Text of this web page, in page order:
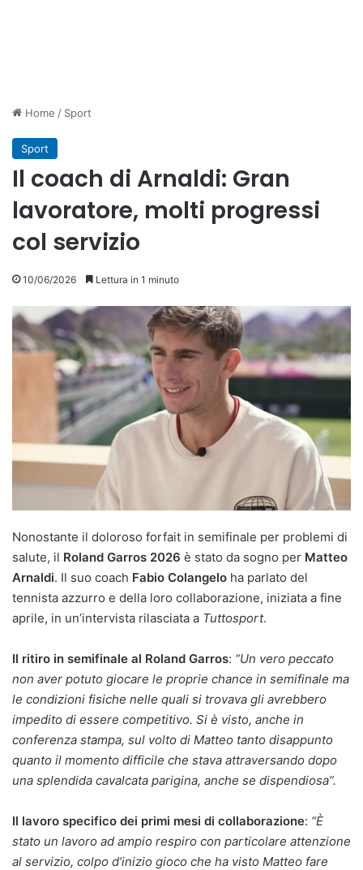
Home / Sport
Sport
Il coach di Arnaldi: Gran
lavoratore, molti progressi
col servizio
10/06/2026 Lettura in 1 minuto
Nonostante il doloroso forfait in semifinale per problemi di
salute, il Roland Garros 2026 è stato da sogno per Matteo
Arnaldi. Il suo coach Fabio Colangelo ha parlato del
tennista azzurro e della loro collaborazione, iniziata a fine
aprile, in un’intervista rilasciata a Tuttosport.
Il ritiro in semifinale al Roland Garros: “Un vero peccato
non aver potuto giocare le proprie chance in semifinale ma
le condizioni fisiche nelle quali si trovava gli avrebbero
impedito di essere competitivo. Si è visto, anche in
conferenza stampa, sul volto di Matteo tanto disappunto
quanto il momento difficile che stava attraversando dopo
una splendida cavalcata parigina, anche se dispendiosa”.
Il lavoro specifico dei primi mesi di collaborazione: “È
stato un lavoro ad ampio respiro con particolare attenzione
al servizio, colpo d’inizio gioco che ha visto Matteo fare